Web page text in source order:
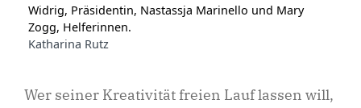
Widrig, ­Präsidentin, Nastassja Marinello und Mary
Zogg, Helferinnen.
Katharina Rutz
Wer seiner Kreativität freien Lauf lassen will,